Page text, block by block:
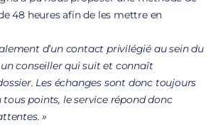
48 heures afin de les mettre en
d’un contact privilégié au sein du
conseiller qui suit et connaît
Les échanges sont donc toujours
tous points, le service répond donc
»